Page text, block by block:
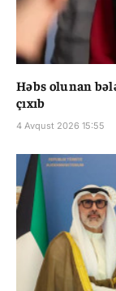
Həbs olunan
çıxıb
4 Avqust 2026 15:55